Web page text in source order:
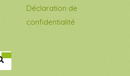
Déclaration de
confidentialité